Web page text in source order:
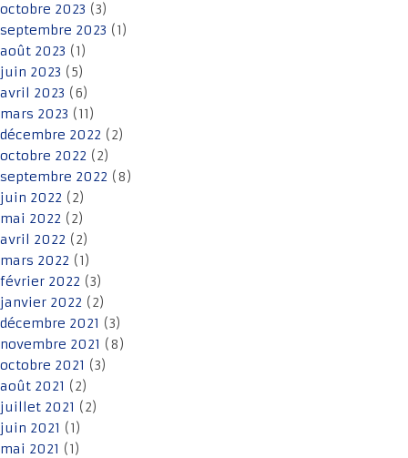
octobre 2023 (3)
septembre 2023 (1)
août 2023 (1)
juin 2023 (5)
avril 2023 (6)
mars 2023 (11)
décembre 2022 (2)
octobre 2022 (2)
septembre 2022 (8)
juin 2022 (2)
mai 2022 (2)
avril 2022 (2)
mars 2022 (1)
février 2022 (3)
janvier 2022 (2)
décembre 2021 (3)
novembre 2021 (8)
octobre 2021 (3)
août 2021 (2)
juillet 2021 (2)
juin 2021 (1)
mai 2021 (1)